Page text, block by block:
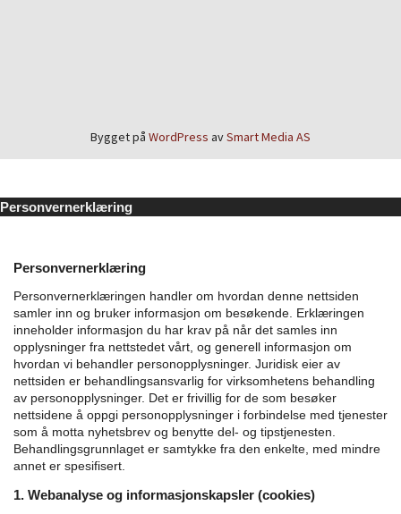
Bygget på WordPress avSmart Media AS
Personvernerklæring
Personvernerklæring
Personvernerklæringen handler om hvordan denne nettsiden
samler inn og bruker informasjon om besøkende. Erklæringen
inneholder informasjon du har krav på når det samles inn
opplysninger fra nettstedet vårt, og generell informasjon om
hvordan vi behandler personopplysninger. Juridisk eier av
nettsiden er behandlingsansvarlig for virksomhetens behandling
av personopplysninger. Det er frivillig for de som besøker
nettsidene å oppgi personopplysninger i forbindelse med tjenester
som å motta nyhetsbrev og benytte del- og tipstjenesten.
Behandlingsgrunnlaget er samtykke fra den enkelte, med mindre
annet er spesifisert.
1. Webanalyse og informasjonskapsler (cookies)